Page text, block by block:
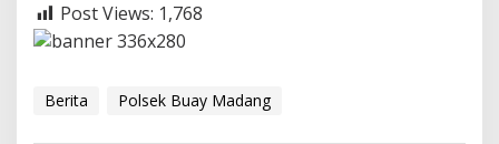
D
i
M
k
Post Views: 1,768
Berita Polsek Buay Madang